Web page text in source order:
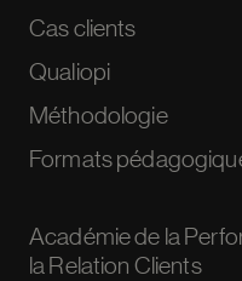
Cas clients
Qualiopi
Méthodologie
Formats
Académie de la
la Relation Clients